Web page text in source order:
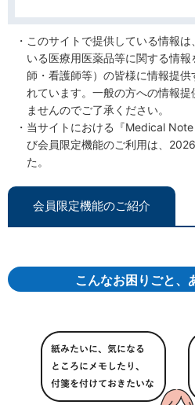
このサイトで提供している情報
いる医療用医薬品等に関する情
師・看護師等）の皆様に情報提
れています。一般の方への情報
ませんのでご了承ください。
当サイトにおける『Medical
び会員限定機能のご利用は、
た。
会員限定機能のご紹介
こんなお困りごと、